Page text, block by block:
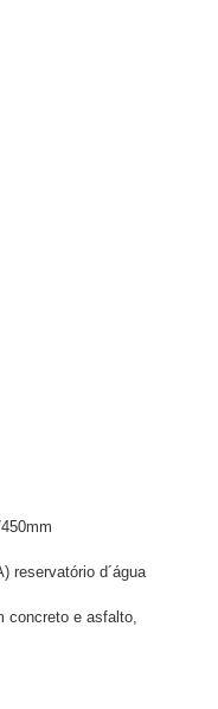
reservatório d´água
concreto e asfalto,